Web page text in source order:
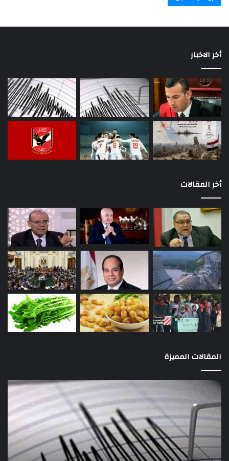
أخر الاخبار
أخر المقالات
المقالات المميزة
بلاغات
رسمية
بانهيار
مبانٍ